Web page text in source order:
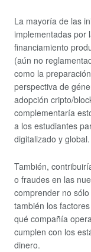
La mayoría de las
implementadas por
financiamiento
(aún no
como la
perspectiva de
adopción cripto/
complementaría
a los estudiantes
digitalizado y global.
También,
o fraudes en las
comprender no
también los
qué compañía
cumplen con los
dinero.